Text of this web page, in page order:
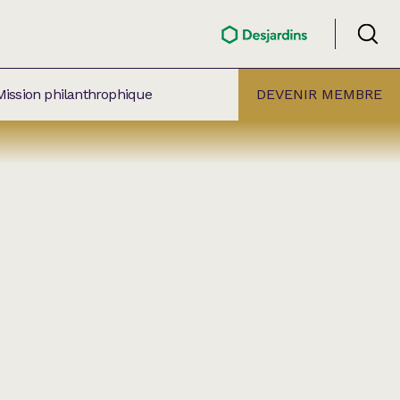
philanthrophique DEVENIR MEMBRE